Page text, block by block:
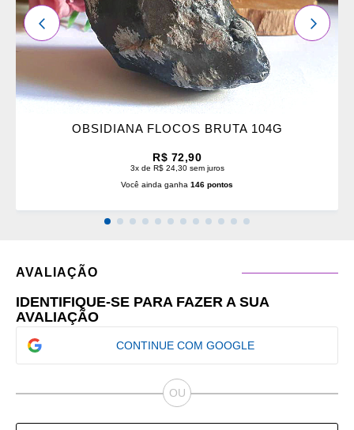
OBSIDIANA FLOCOS BRUTA 104G
R$ 72,90
3x de R$ 24,30 sem juros
Você ainda ganha 146 pontos
ANTERIOR
AVALIAÇÃO
IDENTIFIQUE-SE PARA FAZER A SUA
AVALIAÇÃO
CONTINUE COM GOOGLE